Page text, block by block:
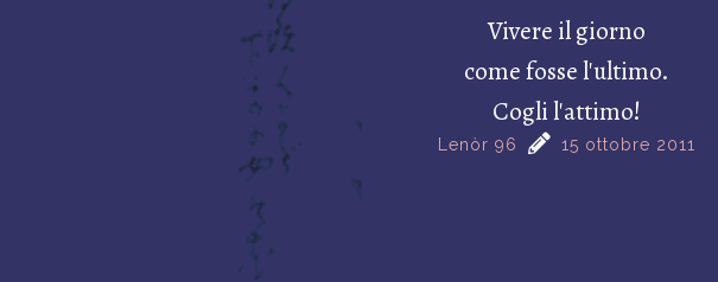
Vivere il giorno
come fosse l'ultimo.
Cogli l'attimo!
Lenòr 96 15 ottobre 2011